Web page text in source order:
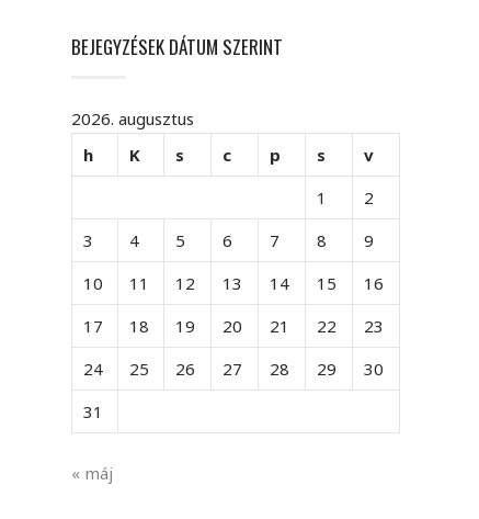
BEJEGYZÉSEK DÁTUM SZERINT
2026. augusztus
h
K s c p s
v
1
2
3
4 5 6 7 8
9
10
11 12 13 14 15
16
17
18 19 20 21 22
23
24
25 26 27 28 29
30
31
« máj